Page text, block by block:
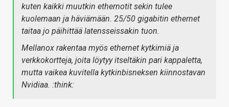
kuten kaikki muutkin ethernotit sekin tulee
kuolemaan ja häviämään. 25/50 gigabitin ethernet
taitaa jo päihittää latensseissakin tuon.
Mellanox rakentaa myös ethernet kytkimiä ja
verkkokortteja, joita löytyy itseltäkin pari kappaletta,
mutta vaikea kuvitella kytkinbisneksen kiinnostavan
Nvidiaa. :think: